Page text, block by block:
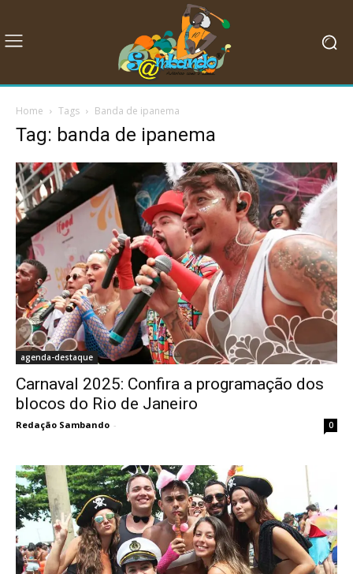
Home Tags Banda de ipanema
Tag: banda de ipanema
agenda-destaque
Carnaval 2025: Confira a programação dos
blocos do Rio de Janeiro
Redação Sambando - 0